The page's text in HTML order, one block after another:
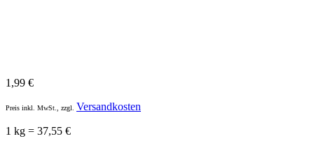
1,99 €
Preis inkl. MwSt., zzgl. Versandkosten
1 kg = 37,55 €